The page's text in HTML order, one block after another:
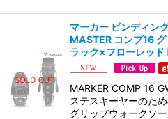
マーカー ビンディン
MASTER コンプ16
ラック×フローレッド
MARKER COMP 16
ステスキーヤーのた
グリップウォークソ